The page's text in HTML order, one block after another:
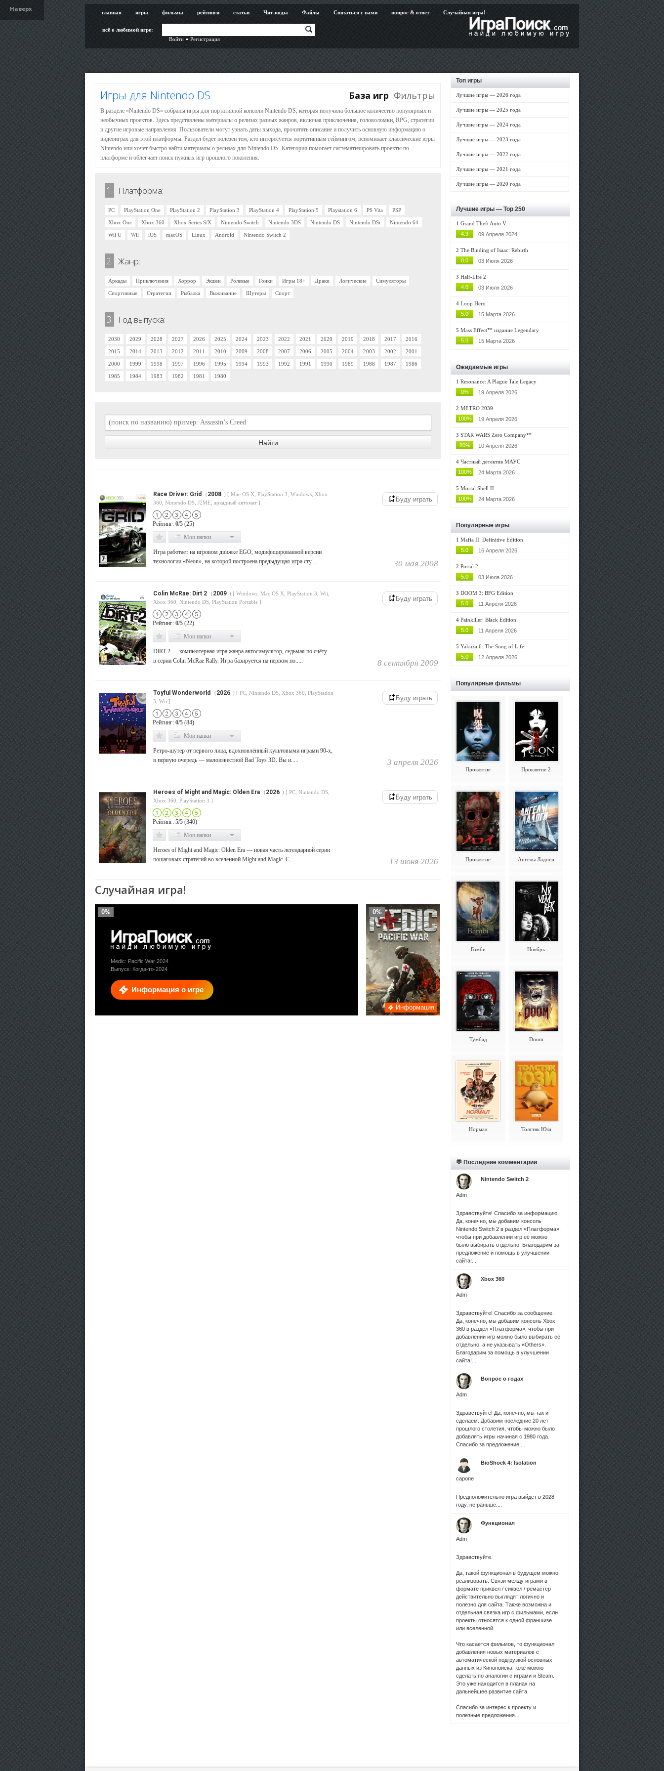
главная игры фильмы рейтинги статьи Чит-коды Файлы Связаться с нами вопрос & ответ Случайная игра!
всё о любимой игре:
Войти
Регистрация
Игры для Nintendo DS Фильтры
База игр
В разделе «Nintendo DS» собраны игры для портативной консоли Nintendo DS, которая получила большое количество популярных и
необычных проектов. Здесь представлены материалы о релизах разных жанров, включая приключения, головоломки, RPG, стратегии
и другие игровые направления. Пользователи могут узнать даты выхода, прочитать описание и получить основную информацию о
видеоиграх для этой платформы. Раздел будет полезен тем, кто интересуется портативным геймингом, вспоминает классические игры
Nintendo или хочет быстро найти материалы о релизах для Nintendo DS. Категория помогает систематизировать проекты по
платформе и облегчает поиск нужных игр прошлого поколения.
1. Платформа:
PC PlayStation One PlayStation 2 PlayStation 3 PlayStation 4 PlayStation 5 Playstation 6 PS Vita PSP
Xbox One Xbox 360 Xbox Series S/X Nintendo Switch Nintendo 3DS Nintendo DS Nintendo DSi Nintendo 64
Wii U Wii iOS macOS Linux Android Nintendo Switch 2
2. Жанр:
Аркады Приключения Хоррор Экшен Ролевые Гонки Игры 18+ Драки Логические Симуляторы
Спортивные Стратегии Рыбалка Выживание Шутеры Спорт
3. Год выпуска:
2030 2029 2028 2027 2026 2025 2024 2023 2022 2021 2020 2019 2018 2017 2016
2015 2014 2013 2012 2011 2010 2009 2008 2007 2006 2005 2004 2003 2002 2001
2000 1999 1998 1997 1996 1995 1994 1993 1992 1991 1990 1989 1988 1987 1986
1985 1984 1983 1982 1981 1980
Race Driver: Grid (2008 ) [ Mac OS X, PlayStation 3, Windows, Xbox
360, Nintendo DS, J2ME, аркадный автомат ]
Буду играть
Рейтинг: 0/5 (25)
Мои папки
Игра работает на игровом движке EGO, модифицированной версии
технологии «Neon», на которой построена предыдущая игра сту.....
30 мая 2008
Colin McRae: Dirt 2 (2009 ) [ Windows, Mac OS X, PlayStation 3, Wii,
Xbox 360, Nintendo DS, PlayStation Portable ]
Буду играть
Рейтинг: 0/5 (22)
Мои папки
DiRT 2 — компьютерная игра жанра автосимулятор, седьмая по счёту
в серии Colin McRae Rally. Игра базируется на первом по.....
8 сентября 2009
Toyful Wonderworld (2026 ) [ PC, Nintendo DS, Xbox 360, PlayStation
3, Wii ]
Буду играть
Рейтинг: 0/5 (84)
Мои папки
Ретро-шутер от первого лица, вдохновлённый культовыми играми 90-х,
в первую очередь — малоизвестной Bad Toys 3D. Вы и.....
3 апреля 2026
Heroes of Might and Magic: Olden Era (2026 ) [ PC, Nintendo DS,
Xbox 360, PlayStation 3 ]
Буду играть
Рейтинг: 5/5 (340)
Мои папки
Heroes of Might and Magic: Olden Era — новая часть легендарной серии
пошаговых стратегий во вселенной Might and Magic. С.....
13 июня 2026
Случайная игра!
Информация о игре
0%
Medic: Pacific War 2024
Выпуск: Когда-то-2024
0%
Информация
Топ игры
Лучшие игры — 2026 года
Лучшие игры — 2025 года
Лучшие игры — 2024 года
Лучшие игры — 2023 года
Лучшие игры — 2022 года
Лучшие игры — 2021 года
Лучшие игры — 2020 года
Лучшие игры — Top 250
1 Grand Theft Auto V
4.9
09 Апреля 2024
2 The Binding of Isaac: Rebirth
0.0
03 Июля 2026
3 Half-Life 2
4.0
03 Июля 2026
4 Loop Hero
5.0
15 Марта 2026
5 Mass Effect™ издание Legendary
5.0
15 Марта 2026
Ожидаемые игры
1 Resonance: A Plague Tale Legacy
0%
19 Апреля 2026
2 METRO 2039
100%
19 Апреля 2026
3 STAR WARS Zero Company™
80%
10 Апреля 2026
4 Частный детектив МАУС
100%
24 Марта 2026
5 Mortal Shell II
100%
24 Марта 2026
Популярные игры
1 Mafia II: Definitive Edition
5.0
16 Апреля 2026
2 Portal 2
5.0
03 Июля 2026
3 DOOM 3: BFG Edition
5.0
11 Апреля 2026
4 Painkiller: Black Edition
5.0
11 Апреля 2026
5 Yakuza 6: The Song of Life
5.0
12 Апреля 2026
Популярные фильмы
Проклятие Проклятие 2
Проклятие Ангелы Ладоги
Бэмби Ноябрь
Тумбад Doom
Нормал Толстяк Юзи
💬 Последние комментарии
Adm
Nintendo Switch 2
Здравствуйте! Спасибо за информацию.
Да, конечно, мы добавим консоль
Nintendo Switch 2 в раздел «Платформа»,
чтобы при добавлении игр её можно
было выбирать отдельно. Благодарим за
предложение и помощь в улучшении
сайта!...
Adm
Xbox 360
Здравствуйте! Спасибо за сообщение.
Да, конечно, мы добавим консоль Xbox
360 в раздел «Платформа», чтобы при
добавлении игр можно было выбирать её
отдельно, а не указывать «Others».
Благодарим за помощь в улучшении
сайта!...
Adm
Вопрос о годах
Здравствуйте! Да, конечно, мы так и
сделаем. Добавим последние 20 лет
прошлого столетия, чтобы можно было
добавлять игры начиная с 1980 года.
Спасибо за предложение!...
capone
BioShock 4: Isolation
Предположительно игра выйдет в 2028
году, не раньше....
Adm
Функционал
Здравствуйте.
Да, такой функционал в будущем можно
реализовать. Связи между играми в
формате приквел / сиквел / ремастер
действительно выглядят логично и
полезно для сайта. Также возможна и
отдельная связка игр с фильмами, если
проекты относятся к одной франшизе
или вселенной.
Что касается фильмов, то функционал
добавления новых материалов с
автоматической подгрузкой основных
данных из Кинопоиска тоже можно
сделать по аналогии с играми и Steam.
Это уже находится в планах на
дальнейшее развитие сайта.
Спасибо за интерес к проекту и
полезные предложения....
Наверх